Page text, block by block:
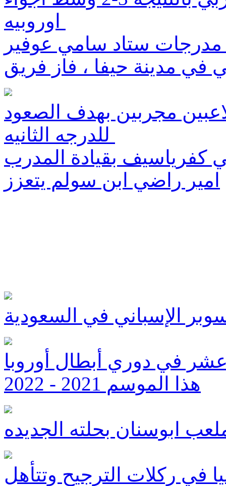
مدرجات ستاد سامي عوفير
في مدينة حيفا ، فاز فريق
مجربين بهدف الصعود
كفرياسيف بقيادة المدرب
امير راضي ابن سولم يتعزز
الإسباني في السعودية
عشر في دوري أبطال أوروبا
هذا الموسم 2021 - 2022
ابوسنان بحلته الجديده
في ركلات الترجيح وتتأهل